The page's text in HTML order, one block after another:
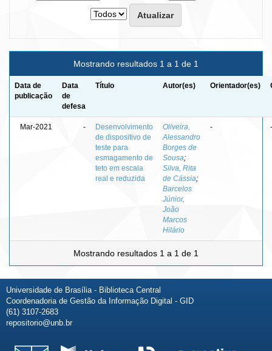
Mostrando resultados 1 a 1 de 1
Data de
publicação
Data
de
defesa
Título Autor(es) Orientador(es)
Mar-2021 -
Desenvolvimento
de dispositivo de
teste para
esmagamento de
teto em escala
real e reduzida
Oliveira,
Alessandro
Borges de
Sousa;
Silva, Rita
de Cássia;
Barcelos
Júnior,
João
Marcos
Hilário
- -
Mostrando resultados 1 a 1 de 1
Universidade de Brasília - Biblioteca Central
Coordenadoria de Gestão da Informação Digital - GID
(61) 3107-2683
repositorio@unb.br